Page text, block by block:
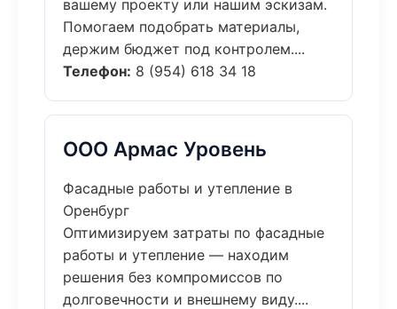
вашему проекту или нашим эскизам.
Помогаем подобрать материалы,
держим бюджет под контролем....
Телефон: 8 (954) 618 34 18
ООО Армас Уровень
Фасадные работы и утепление в
Оренбург
Оптимизируем затраты по фасадные
работы и утепление — находим
решения без компромиссов по
долговечности и внешнему виду....